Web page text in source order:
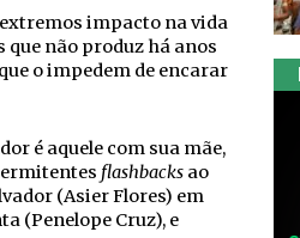
impacto na vida
que não produz há anos
o impedem de encarar
é aquele com sua mãe,
flashbacksao
(Asier Flores) em
(Penelope Cruz), e